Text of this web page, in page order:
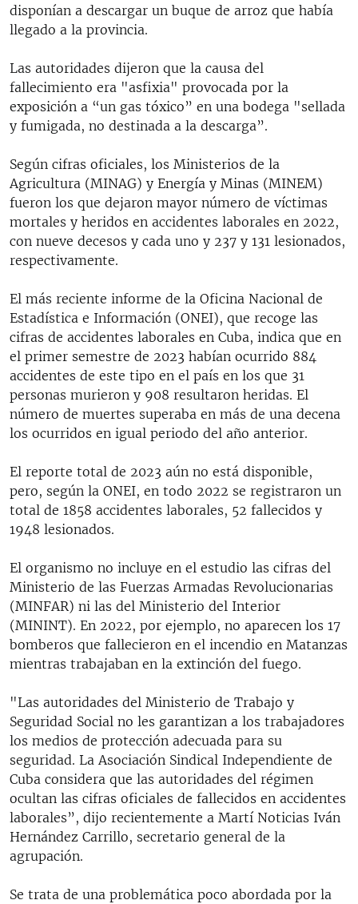
disponían a descargar un buque de arroz que había
llegado a la provincia.
Las autoridades dijeron que la causa del
fallecimiento era "asfixia" provocada por la
exposición a “un gas tóxico” en una bodega "sellada
y fumigada, no destinada a la descarga”.
Según cifras oficiales, los Ministerios de la
Agricultura (MINAG) y Energía y Minas (MINEM)
fueron los que dejaron mayor número de víctimas
mortales y heridos en accidentes laborales en 2022,
con nueve decesos y cada uno y 237 y 131 lesionados,
respectivamente.
El más reciente informe de la Oficina Nacional de
Estadística e Información (ONEI), que recoge las
cifras de accidentes laborales en Cuba, indica que en
el primer semestre de 2023 habían ocurrido 884
accidentes de este tipo en el país en los que 31
personas murieron y 908 resultaron heridas. El
número de muertes superaba en más de una decena
los ocurridos en igual periodo del año anterior.
El reporte total de 2023 aún no está disponible,
pero, según la ONEI, en todo 2022 se registraron un
total de 1858 accidentes laborales, 52 fallecidos y
1948 lesionados.
El organismo no incluye en el estudio las cifras del
Ministerio de las Fuerzas Armadas Revolucionarias
(MINFAR) ni las del Ministerio del Interior
(MININT). En 2022, por ejemplo, no aparecen los 17
bomberos que fallecieron en el incendio en Matanzas
mientras trabajaban en la extinción del fuego.
"Las autoridades del Ministerio de Trabajo y
Seguridad Social no les garantizan a los trabajadores
los medios de protección adecuada para su
seguridad. La Asociación Sindical Independiente de
Cuba considera que las autoridades del régimen
ocultan las cifras oficiales de fallecidos en accidentes
laborales”, dijo recientemente a Martí Noticias Iván
Hernández Carrillo, secretario general de la
agrupación.
Se trata de una problemática poco abordada por la